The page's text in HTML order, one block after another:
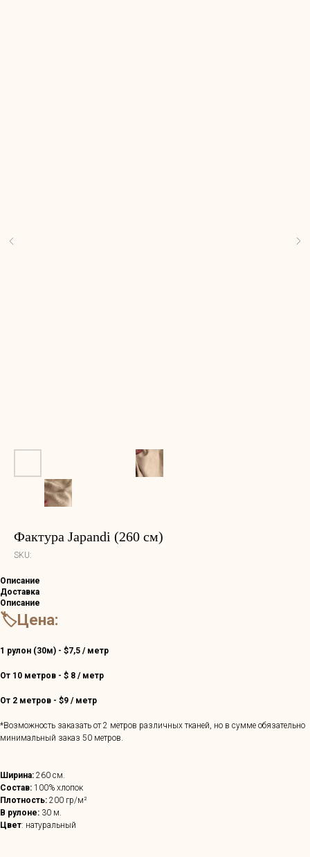
Фактура Japandi (260 см)
SKU:
Описание
Доставка
Описание
🏷️Цена:
1 рулон (30м) - $7,5 / метр
От 10 метров - $ 8 / метр
От 2 метров - $9 / метр
*Возможность заказать от 2 метров различных тканей, но в сумме обязательно
минимальный заказ 50 метров.
Ширина: 260 см.
Состав: 100% хлопок
Плотность: 200 гр/м²
В рулоне: 30 м.
Цвет: натуральный